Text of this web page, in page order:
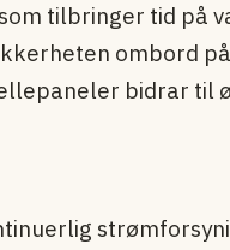
tilbringer tid på
ombord
bidrar til